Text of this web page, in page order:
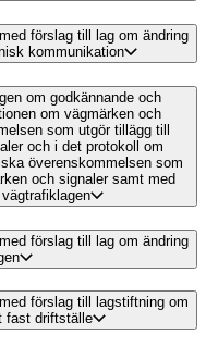
förslag till lag om ändring
kommunikation
om godkännande och
om vägmärken och
som utgör tillägg till
och i det protokoll om
överenskommelsen som
och signaler samt med
förslag till lag om ändring
förslag till lagstiftning om
fast driftställe